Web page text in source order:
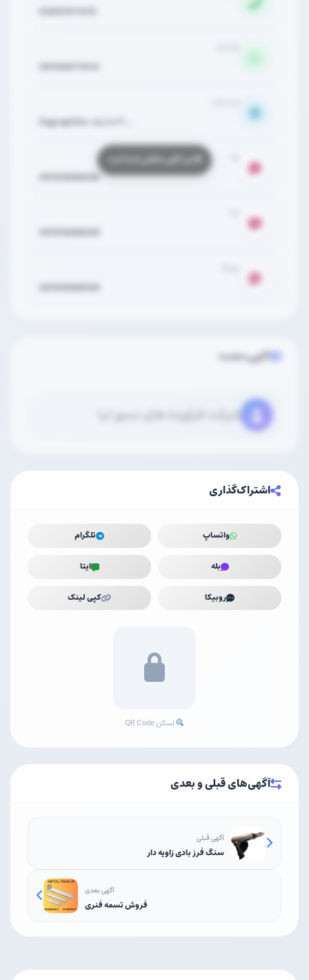
02891011412
09128871014
liagraphite-co.ir//?...
09191866030
09191866030
09191866030
آگهی‌دهنده
شرکت فرآورده های نسوز لیا
اشتراک‌گذاری
واتساپ تلگرام
بله ایتا
روبیکا کپی لینک
اسکن QR Code
آگهی‌های قبلی و بعدی
آگهی قبلی
سنگ فرز بادی زاویه دار
آگهی بعدی
فروش تسمه فنری